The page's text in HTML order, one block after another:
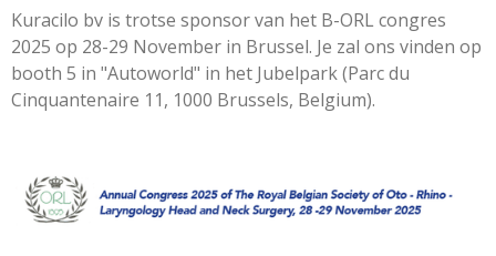
Kuracilo bv is trotse sponsor van het B-ORL congres
2025 op 28-29 November in Brussel. Je zal ons vinden op
booth 5 in "Autoworld" in het Jubelpark (Parc du
Cinquantenaire 11, 1000 Brussels, Belgium).